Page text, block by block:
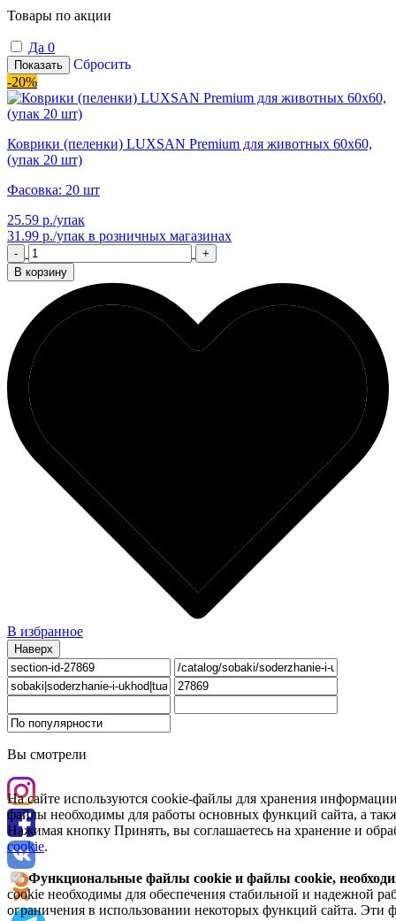
Товары по акции
Да 0
Показать
Сбросить
-20%
Коврики (пеленки) LUXSAN Premium для животных 60х60,
(упак 20 шт)
Фасовка: 20 шт
25.59 р./упак
31.99 р./упак в розничных магазинах
-
+
В корзину
В избранное
Наверх
Вы смотрели
На сайте используются cookie-файлы для хранения
файлы необходимы для работы основных функций сайта, а
Нажимая кнопку Принять, вы соглашаетесь на хранение и
cookie.
Функциональные файлы cookie и файлы cookie,
cookie необходимы для обеспечения стабильной и надежной
ограничения в использовании некоторых функций сайта. Эти